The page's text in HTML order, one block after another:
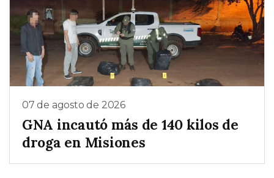
07 de agosto de 2026
GNA incautó más de 140 kilos de
droga en Misiones